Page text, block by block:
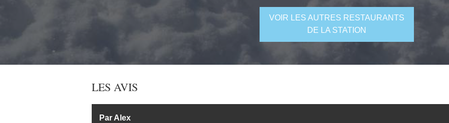
VOIR LES AUTRES RESTAURANTS
DE LA STATION
LES AVIS
Par Alex